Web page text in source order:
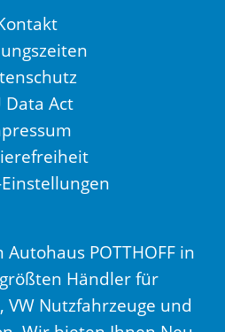
Data Act
POTTHOFF in
Händler für
VW Nutzfahrzeuge und